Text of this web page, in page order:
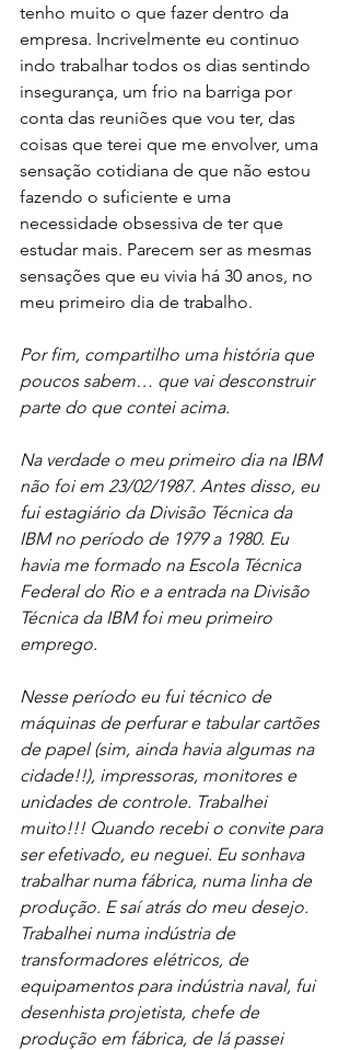
tenho muito o que fazer dentro da
empresa. Incrivelmente eu continuo
indo trabalhar todos os dias sentindo
insegurança, um frio na barriga por
conta das reuniões que vou ter, das
coisas que terei que me envolver, uma
sensação cotidiana de que não estou
fazendo o suficiente e uma
necessidade obsessiva de ter que
estudar mais. Parecem ser as mesmas
sensações que eu vivia há 30 anos, no
meu primeiro dia de trabalho.
Por fim, compartilho uma história que
poucos sabem… que vai desconstruir
parte do que contei acima.
Na verdade o meu primeiro dia na IBM
não foi em 23/02/1987. Antes disso, eu
fui estagiário da Divisão Técnica da
IBM no período de 1979 a 1980. Eu
havia me formado na Escola Técnica
Federal do Rio e a entrada na Divisão
Técnica da IBM foi meu primeiro
emprego.
Nesse período eu fui técnico de
máquinas de perfurar e tabular cartões
de papel (sim, ainda havia algumas na
cidade!!), impressoras, monitores e
unidades de controle. Trabalhei
muito!!! Quando recebi o convite para
ser efetivado, eu neguei. Eu sonhava
trabalhar numa fábrica, numa linha de
produção. E saí atrás do meu desejo.
Trabalhei numa indústria de
transformadores elétricos, de
equipamentos para indústria naval, fui
desenhista projetista, chefe de
produção em fábrica, de lá passei